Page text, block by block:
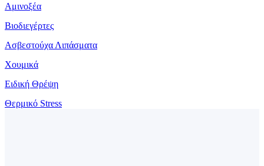
Αμινοξέα
Βιοδιεγέρτες
Ασβεστούχα Λιπάσματα
Χουμικά
Ειδική Θρέψη
Θερμικό Stress